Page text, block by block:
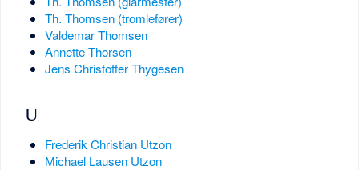
Th. Thomsen (tromlefører)
Valdemar Thomsen
Annette Thorsen
Jens Christoffer Thygesen
U
Frederik Christian Utzon
Michael Lausen Utzon